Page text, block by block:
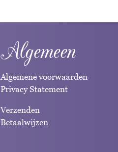
Algemeen
Algemene voorwaarden
Privacy Statement
Verzenden
Betaalwijzen